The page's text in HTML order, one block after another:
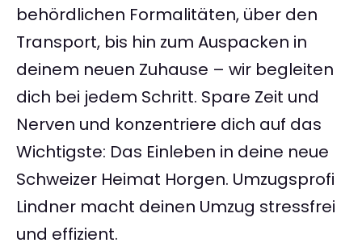
behördlichen Formalitäten, über den
Transport, bis hin zum Auspacken in
deinem neuen Zuhause – wir begleiten
dich bei jedem Schritt. Spare Zeit und
Nerven und konzentriere dich auf das
Wichtigste: Das Einleben in deine neue
Schweizer Heimat Horgen. Umzugsprofi
Lindner macht deinen Umzug stressfrei
und effizient.